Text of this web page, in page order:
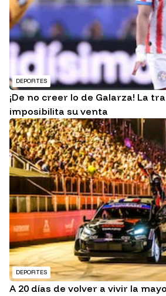
DEPORTES
¡De no creer lo de Galarza! La
imposibilita su venta
DEPORTES
A 20 días de volver a vivir la